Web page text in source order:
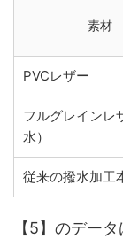
素材
PVCレザー
フルグレインレ
水）
従来の撥水加工
【5】のデー